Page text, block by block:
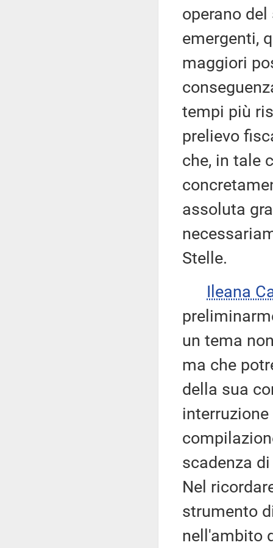
operano
emergenti,
maggiori
tempi più
prelievo
che, in tale
assoluta
Stelle.
Ileana
un tema
ma che
della sua
scadenza
Nel
strumento
nell'ambito